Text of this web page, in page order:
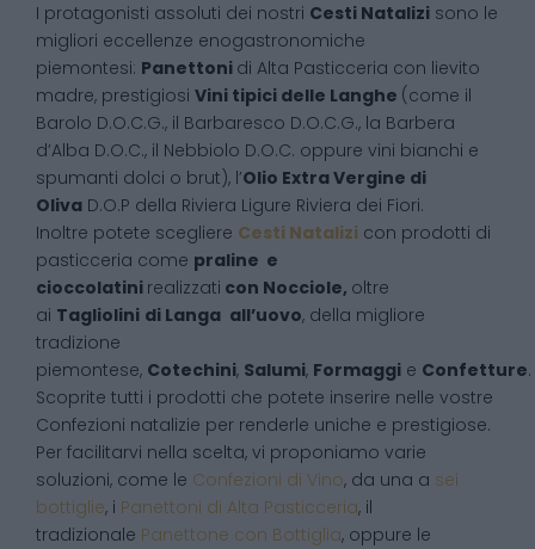
I protagonisti assoluti dei nostri Cesti Natalizi sono le
migliori eccellenze enogastronomiche
piemontesi: Panettoni di Alta Pasticceria con lievito
madre, prestigiosi Vini tipici delle Langhe (come il
Barolo D.O.C.G., il Barbaresco D.O.C.G., la Barbera
d’Alba D.O.C., il Nebbiolo D.O.C. oppure vini bianchi e
spumanti dolci o brut), l’Olio Extra Vergine di
Oliva D.O.P della Riviera Ligure Riviera dei Fiori.
Inoltre potete scegliere Cesti Natalizi con prodotti di
pasticceria come praline e
cioccolatini realizzati con Nocciole, oltre
ai Tagliolini di Langa all’uovo, della migliore
tradizione
piemontese, Cotechini, Salumi, Formaggi e Confetture.
Scoprite tutti i prodotti che potete inserire nelle vostre
Confezioni natalizie per renderle uniche e prestigiose.
Per facilitarvi nella scelta, vi proponiamo varie
soluzioni, come le Confezioni di Vino, da una a sei
bottiglie, i Panettoni di Alta Pasticceria, il
tradizionale Panettone con Bottiglia, oppure le